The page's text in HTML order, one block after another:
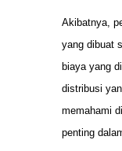
Akibatnya,
yang dibuat
biaya yang
distribusi
memahami
penting